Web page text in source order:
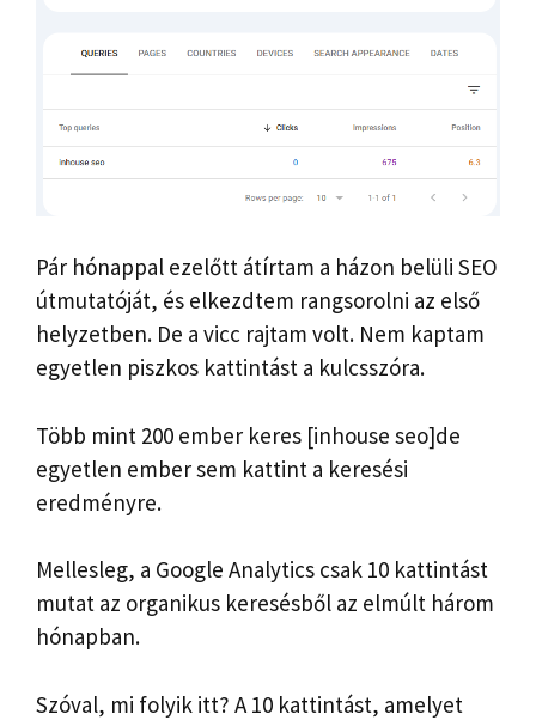
Pár hónappal ezelőtt átírtam a házon belüli SEO
útmutatóját, és elkezdtem rangsorolni az első
helyzetben. De a vicc rajtam volt. Nem kaptam
egyetlen piszkos kattintást a kulcsszóra.
Több mint 200 ember keres [inhouse seo]de
egyetlen ember sem kattint a keresési
eredményre.
Mellesleg, a Google Analytics csak 10 kattintást
mutat az organikus keresésből az elmúlt három
hónapban.
Szóval, mi folyik itt? A 10 kattintást, amelyet